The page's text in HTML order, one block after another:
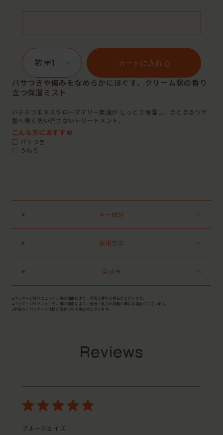
1 カートに入れる
パサつきや傷みをなめらかにほぐす、クリーム状の香り
立つ保湿ミスト
ハチミツエキスやローズマリー葉油が しっとり保湿し、まとまるツヤ
髪へ導く洗い流さないトリートメント。
こんな方におすすめ
□ パサつき
□ うねり
キー成分
使用方法
全成分
●パッケージはリニューアル等の理由により、写真と異なる場合がございます。
●パッケージのリニューアル等の理由により、成分・処方が記載と異なる場合がございます。
●予告なくパッケージ仕様が変更になる場合がございます。
Reviews
ブルージェイズ